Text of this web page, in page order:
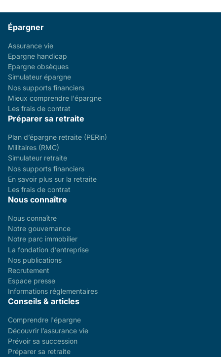
Épargner
Assurance vie
Epargne handicap
Epargne obsèques
Simulateur épargne
Nos supports financiers
Mieux comprendre l'épargne
Les frais de contrat
Préparer sa retraite
Plan d’épargne retraite (PERin)
Militaires (RMC)
Simulateur retraite
Nos supports financiers
En savoir plus sur la retraite
Les frais de contrat
Nous connaître
Nous connaître
Notre gouvernance
Notre parc immobilier
La fondation d’entreprise
Nos publications
Recrutement
Espace presse
Informations réglementaires
Conseils & articles
Comprendre l'épargne
Découvrir l’assurance vie
Prévoir sa succession
Préparer sa retraite